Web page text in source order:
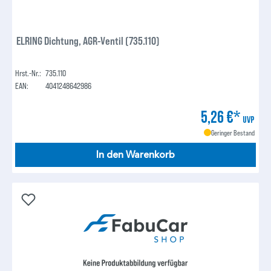
ELRING Dichtung, AGR-Ventil (735.110)
Hrst.-Nr.: 735.110
EAN:
4041248642986
5,26 €* UVP
Geringer Bestand
In den Warenkorb